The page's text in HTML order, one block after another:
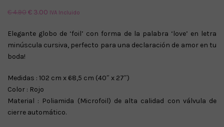
€4.90El
original
era:
€ 3.00 El
actual
es:
IVA Incluido
Elegante globo de ‘foil’ con forma de la palabra ‘love’ en letra
minúscula cursiva, perfecto para una declaración de amor en tu
boda!
Medidas : 102 cm x 68,5 cm (40″ x 27″)
Color : Rojo
Material : Poliamida (Microfoil) de alta calidad con válvula de
cierre automático.